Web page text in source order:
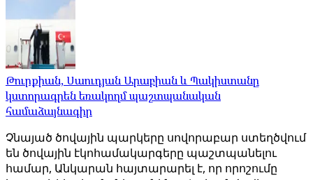
Թուրքիան, Սաուդյան Արաբիան և Պակիստանը
կստորագրեն եռակողմ պաշտպանական
համաձայնագիր
Չնայած ծովային պարկերը սովորաբար ստեղծվում
են ծովային էկոհամակարգերը պաշտպանելու
համար, Անկարան հայտարարել է, որ որոշումը